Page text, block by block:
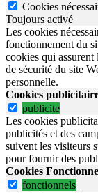
Cookies
Toujours activé
Les cookies
fonctionnement du
cookies qui
de sécurité du site
personnelle.
Cookies
publicite
Les cookies
publicités et des
suivent les visiteurs
pour fournir des
Cookies
fonctionnels